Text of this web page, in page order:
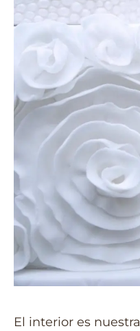
El interior es nuestra